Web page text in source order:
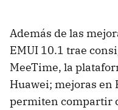
Además de las
EMUI 10.1 trae
MeeTime, la
Huawei; mejoras en
permiten compartir